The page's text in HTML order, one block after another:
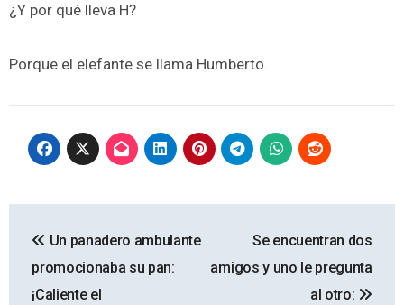
¿Y por qué lleva H?
Porque el elefante se llama Humberto.
de
entradas
Un panadero ambulante
promocionaba su pan:
¡Caliente el
Se encuentran dos
amigos y uno le pregunta
al otro: